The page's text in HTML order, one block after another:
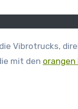
mit den orangen